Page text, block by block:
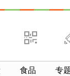
求扫码 微
食品 专